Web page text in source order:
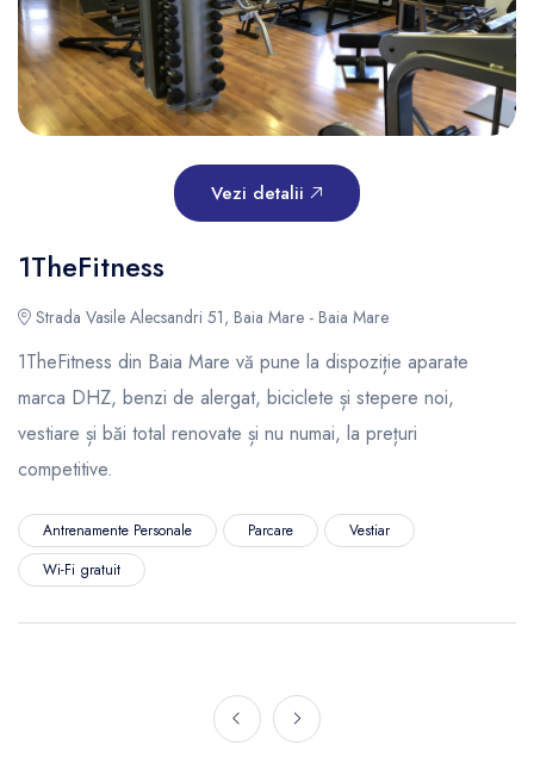
Vezi detalii
1TheFitness
Strada Vasile Alecsandri 51, Baia Mare - Baia Mare
1TheFitness din Baia Mare vă pune la dispoziție aparate
marca DHZ, benzi de alergat, biciclete și stepere noi,
vestiare și băi total renovate și nu numai, la prețuri
competitive.
Antrenamente Personale Parcare
Vestiar
Wi-Fi gratuit